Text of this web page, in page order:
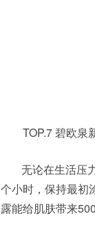
TOP.7 碧欧泉
无论在生活压
个小时，保持最初
露能给肌肤带来